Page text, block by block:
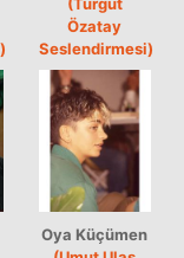
Özatay
Seslendirmesi)
Oya Küçümen